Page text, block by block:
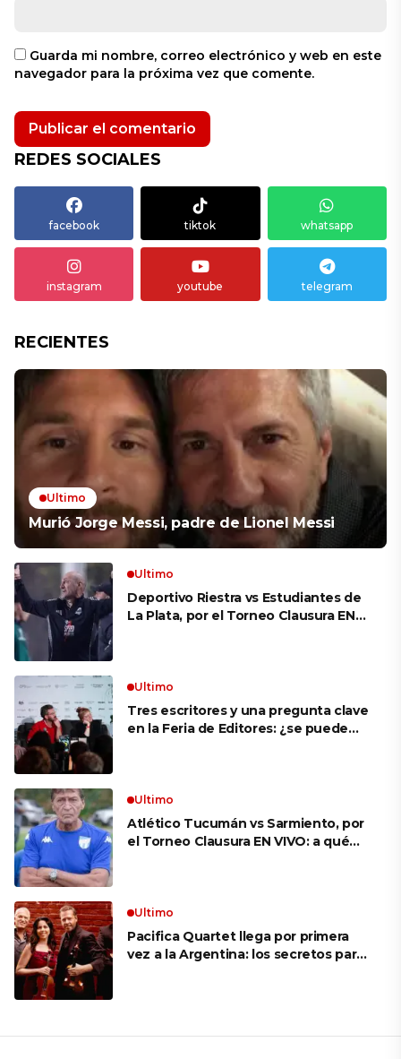
Guarda mi nombre, correo electrónico y web en este
navegador para la próxima vez que comente.
REDES SOCIALES
facebook tiktok whatsapp
instagram youtube telegram
RECIENTES
Ultimo
Murió Jorge Messi, padre de Lionel Messi
Ultimo
Deportivo Riestra vs Estudiantes de
La Plata, por el Torneo Clausura EN
Ultimo
Tres escritores y una pregunta clave
en la Feria de Editores: ¿se puede
Ultimo
Atlético Tucumán vs Sarmiento, por
el Torneo Clausura EN VIVO: a qué
Ultimo
Pacifica Quartet llega por primera
vez a la Argentina: los secretos para